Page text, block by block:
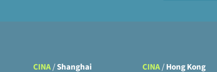
CINA/Shanghai CINA/Hong Kong